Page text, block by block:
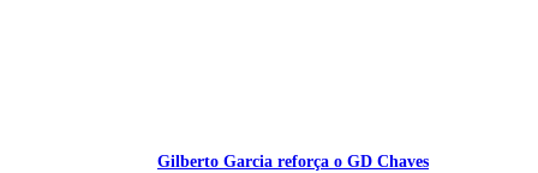
Gilberto Garcia reforça o GD Chaves